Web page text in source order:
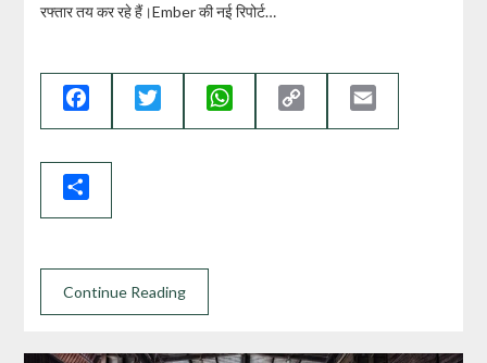
रफ्तार तय कर रहे हैं।Ember की नई रिपोर्ट…
Facebook Twitter WhatsApp
Link
Continue Reading